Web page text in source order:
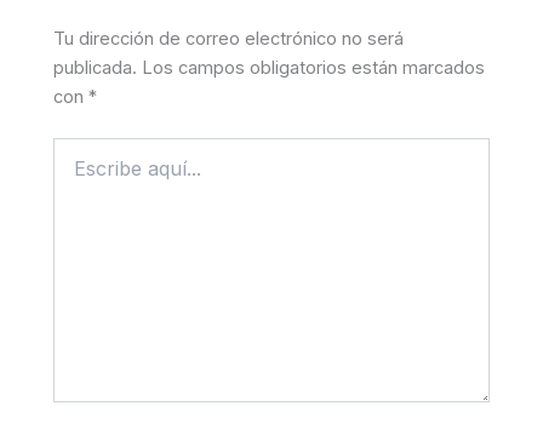
Tu dirección de correo electrónico no será
publicada. Los campos obligatorios están marcados
con*
aquí...